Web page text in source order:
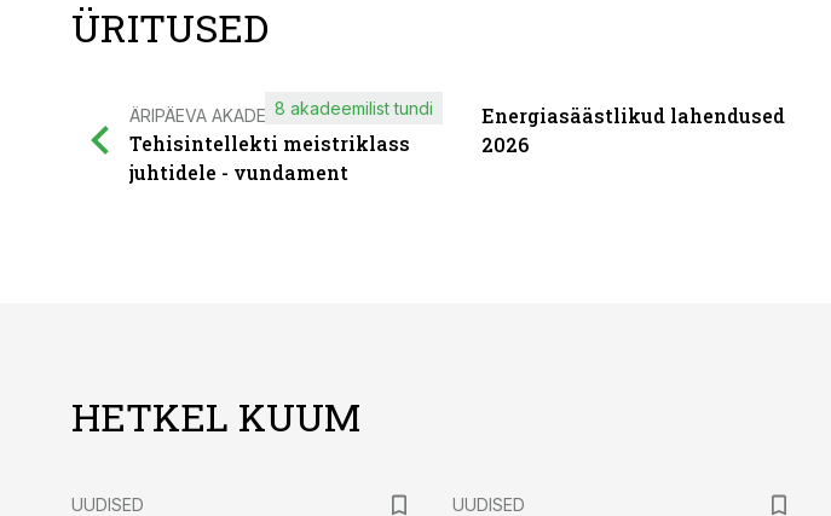
ÜRITUSED
ÄRIPÄEVA AKADEEMIA
Tehisintellekti meistriklass
juhtidele - vundament
8 akadeemilist tundi
Energiasäästlikud lahendused
2026
HETKEL KUUM
UUDISED
UUDISED